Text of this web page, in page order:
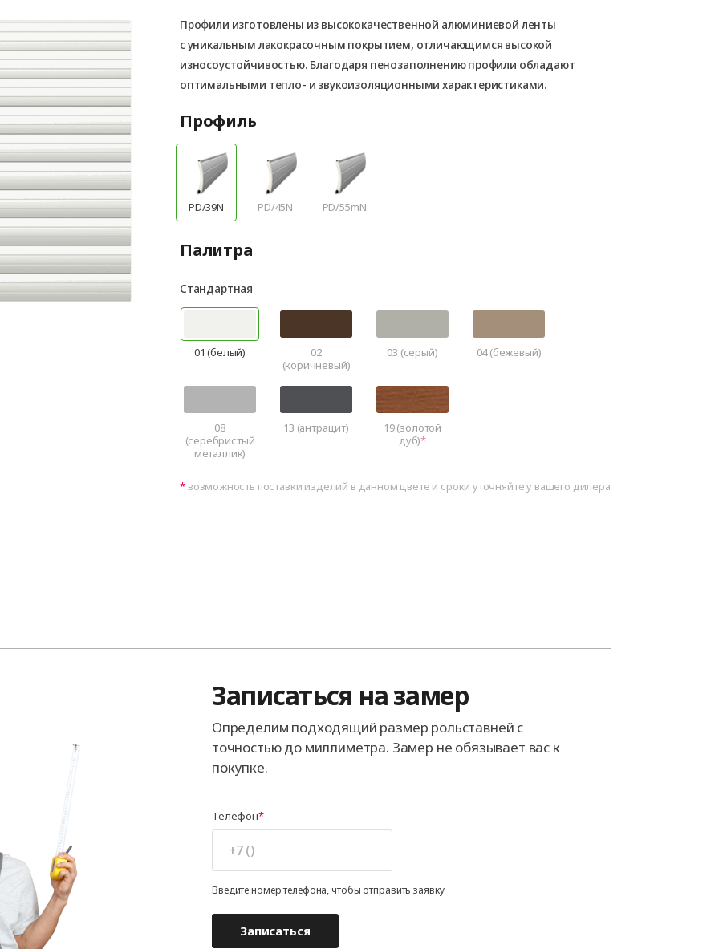
Профили изготовлены из высококачественной алюминиевой ленты
с уникальным лакокрасочным покрытием, отличающимся высокой
износоустойчивостью. Благодаря пенозаполнению профили обладают
оптимальными тепло- и звукоизоляционными характеристиками.
Профиль
PD/39N PD/45N PD/55mN
Палитра
Стандартная
01 (белый)
02
(коричневый)
03 (серый) 04 (бежевый)
08
(серебристый
металлик)
13 (антрацит)
19 (золотой
дуб)
возможность поставки изделий в данном цвете и сроки уточняйте у вашего дилера
Записаться на замер
Определим подходящий размер рольставней с
точностью до миллиметра. Замер не обязывает вас к
покупке.
Телефон
Введите номер телефона, чтобы отправить заявку
Записаться